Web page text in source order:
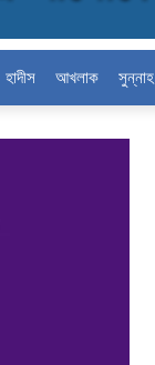
হাদীস আখলাক সুন্নাহ